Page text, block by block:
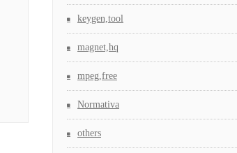
keygen,tool
magnet,hq
mpeg,free
Normativa
others